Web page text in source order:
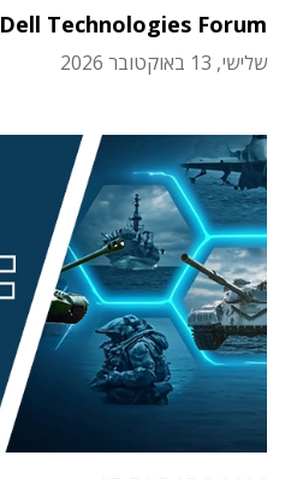
Dell Technologies Forum
שלישי, 13 באוקטובר 2026